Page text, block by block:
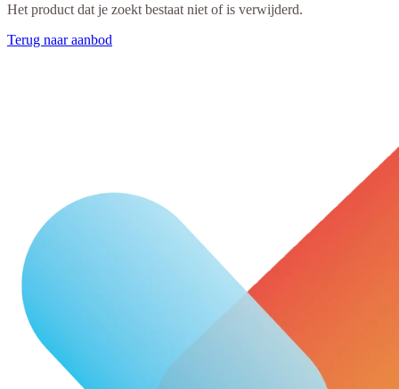
Het product dat je zoekt bestaat niet of is verwijderd.
Terug naar aanbod